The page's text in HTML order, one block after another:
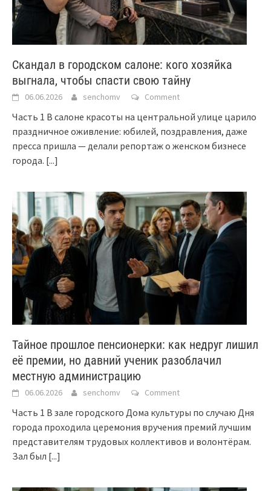
Скандал в городском салоне: кого хозяйка
выгнала, чтобы спасти свою тайну
06.06.2026 senchomv Comment
Часть 1 В салоне красоты на центральной улице царило
праздничное оживление: юбилей, поздравления, даже
пресса пришла — делали репортаж о женском бизнесе
города. [...]
Тайное прошлое пенсионерки: как недруг лишил
её премии, но давний ученик разоблачил
местную администрацию
06.06.2026 senchomv Comment
Часть 1 В зале городского Дома культуры по случаю Дня
города проходила церемония вручения премий лучшим
представителям трудовых коллективов и волонтёрам.
Зал был [...]